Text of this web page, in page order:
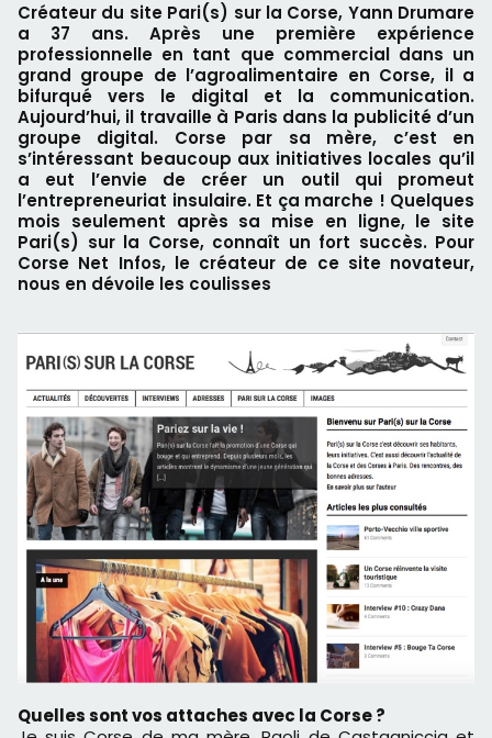
Créateur du site Pari(s) sur la Corse, Yann Drumare
a 37 ans. Après une première expérience
professionnelle en tant que commercial dans un
grand groupe de l’agroalimentaire en Corse, il a
bifurqué vers le digital et la communication.
Aujourd’hui, il travaille à Paris dans la publicité d’un
groupe digital. Corse par sa mère, c’est en
s’intéressant beaucoup aux initiatives locales qu’il
a eut l’envie de créer un outil qui promeut
l’entrepreneuriat insulaire. Et ça marche ! Quelques
mois seulement après sa mise en ligne, le site
Pari(s) sur la Corse, connaît un fort succès. Pour
Corse Net Infos, le créateur de ce site novateur,
nous en dévoile les coulisses
Quelles sont vos attaches avec la Corse ?